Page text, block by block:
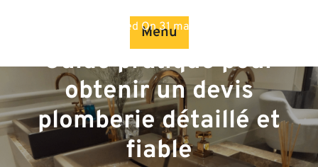
Menu
Posted On 31 mars 2024
Guide pratique pour
obtenir un devis
plomberie détaillé et
fiable